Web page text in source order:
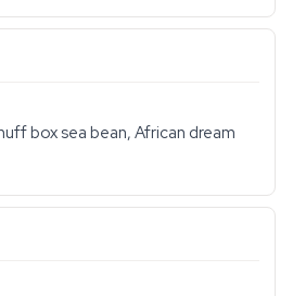
box sea bean, African dream